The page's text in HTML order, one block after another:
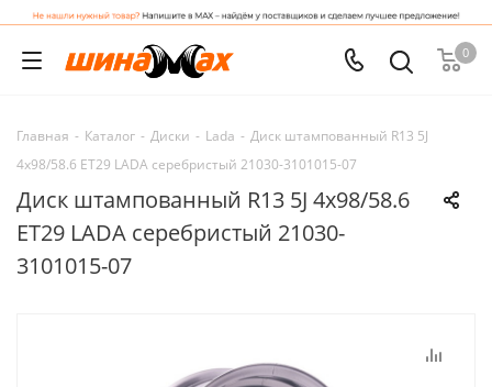
0
Главная - Каталог - Диски - Lada - Диск штампованный R13 5J
4x98/58.6 ET29 LADA серебристый 21030-3101015-07
Диск штампованный R13 5J 4x98/58.6
ET29 LADA серебристый 21030-
3101015-07